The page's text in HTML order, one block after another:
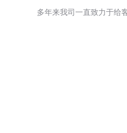
多年来我司一直致力于给